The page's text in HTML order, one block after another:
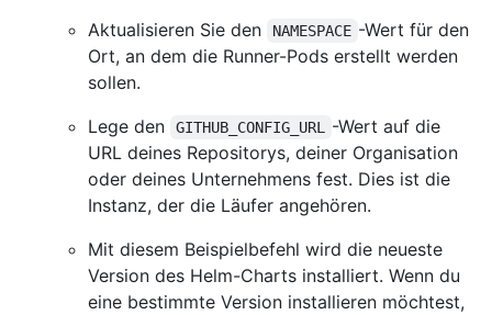
Aktualisieren Sie den
NAMESPACE -Wert für den
Ort, an dem die Runner-Pods erstellt werden
sollen.
Lege den
GITHUB_CONFIG_URL
-Wert auf die
URL deines Repositorys, deiner Organisation
oder deines Unternehmens fest. Dies ist die
Instanz, der die Läufer angehören.
Mit diesem Beispielbefehl wird die neueste
Version des Helm-Charts installiert. Wenn du
eine bestimmte Version installieren möchtest,